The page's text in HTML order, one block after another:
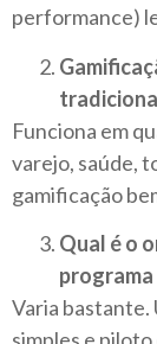
performance)
Funciona em
varejo, saúde,
gamificação
Qual é o
Varia bastante.